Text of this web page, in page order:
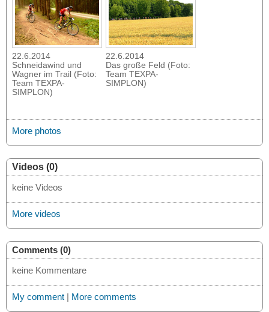
22.6.2014
Schneidawind und
Wagner im Trail (Foto:
Team TEXPA-
SIMPLON)
22.6.2014
Das große Feld (Foto:
Team TEXPA-
SIMPLON)
More photos
Videos (0)
keine Videos
More videos
Comments (0)
keine Kommentare
My comment | More comments